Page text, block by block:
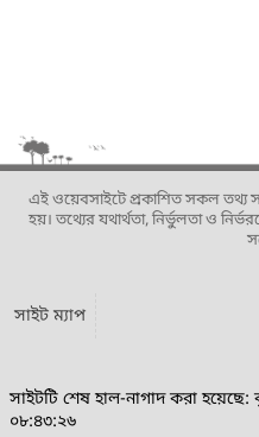
এই ওয়েবসাইটে প্রকাশিত সকল তথ্য
হয়। তথ্যের যথার্থতা, নির্ভুলতা ও
সাইট ম্যাপ
সাইটটি শেষ হাল-নাগাদ করা
০৮:৪৩:২৬